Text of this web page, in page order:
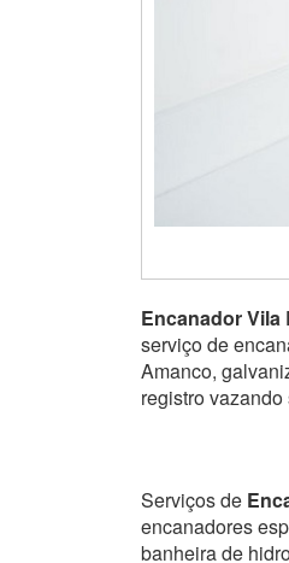
Encanador
serviço de
Amanco,
registro
Serviços de
encanadores
banheira de